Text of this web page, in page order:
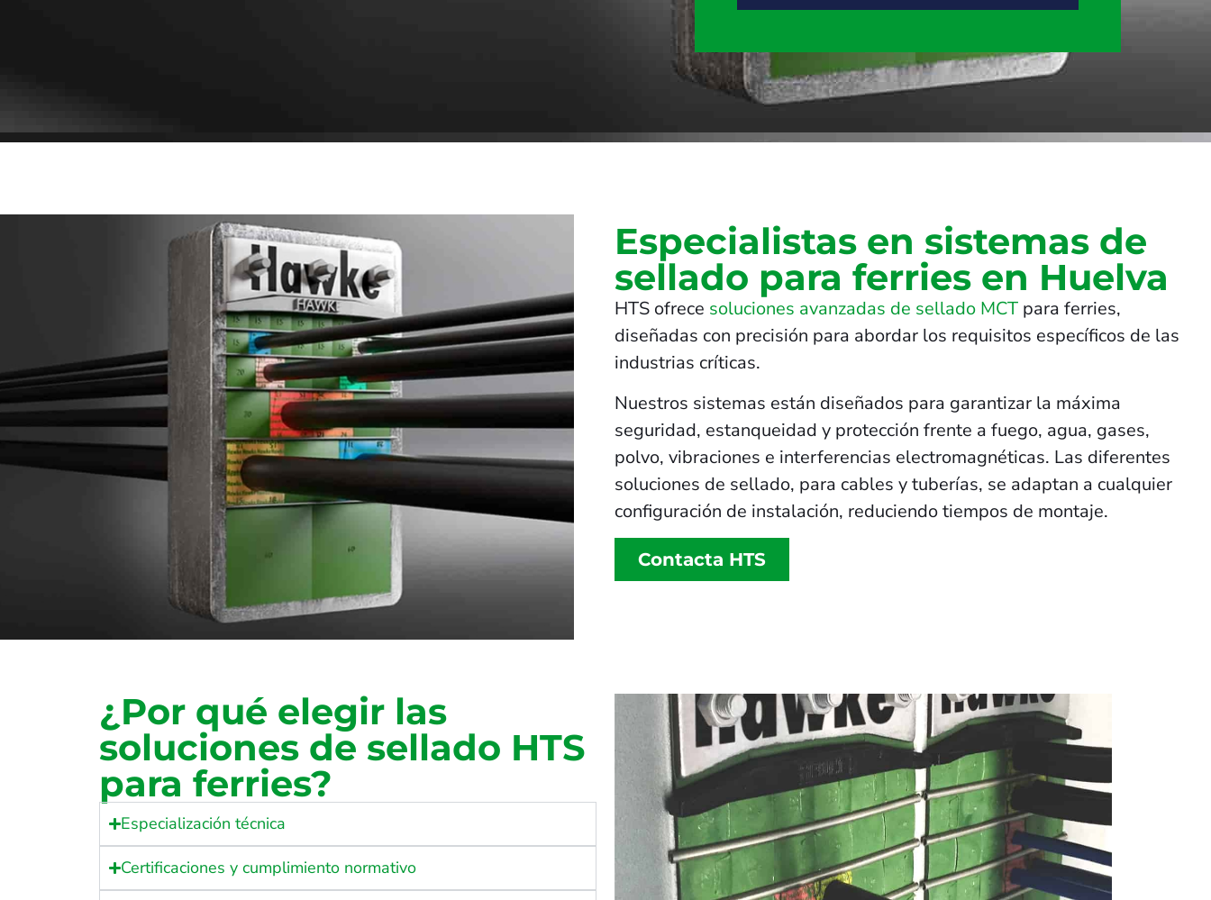
Especialistas en sistemas de
sellado para ferries en Huelva
HTS ofrece soluciones avanzadas de sellado MCT para ferries,
diseñadas con precisión para abordar los requisitos específicos de las
industrias críticas.
Nuestros sistemas están diseñados para garantizar la máxima
seguridad, estanqueidad y protección frente a fuego, agua, gases,
polvo, vibraciones e interferencias electromagnéticas. Las diferentes
soluciones de sellado, para cables y tuberías, se adaptan a cualquier
configuración de instalación, reduciendo tiempos de montaje.
Contacta HTS
¿Por qué elegir las
soluciones de sellado HTS
para ferries?
Especialización técnica
Certificaciones y cumplimiento normativo